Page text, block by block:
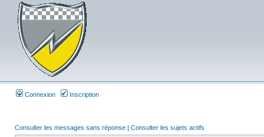
Connexion Inscription
Consulter les messages sans réponse | Consulter les sujets actifs